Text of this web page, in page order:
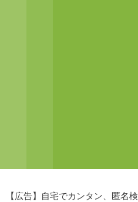
【広告】自宅でカンタン、匿名